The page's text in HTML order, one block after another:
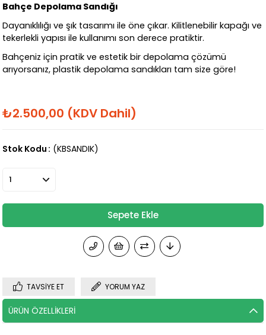
Bahçe Depolama Sandığı
Dayanıklılığı ve şık tasarımı ile öne çıkar. Kilitlenebilir kapağı ve
tekerlekli yapısı ile kullanımı son derece pratiktir.
Bahçeniz için pratik ve estetik bir depolama çözümü
arıyorsanız, plastik depolama sandıkları tam size göre!
₺2.500,00 (KDV Dahil)
(KBSANDIK)
Stok Kodu
TAVSIYE ET YORUM YAZ
ÜRÜN ÖZELLIKLERI